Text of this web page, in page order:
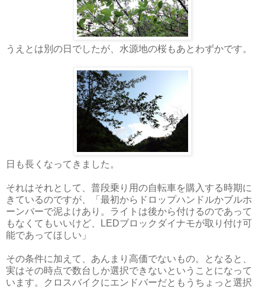
うえとは別の日でしたが、水源地の桜もあとわずかです。
日も長くなってきました。
それはそれとして、普段乗り用の自転車を購入する時期に
きているのですが、「最初からドロップハンドルかブルホ
ーンバーで泥よけあり。ライトは後から付けるのであって
もなくてもいいけど、LEDブロックダイナモが取り付け可
能であってほしい」
その条件に加えて、あんまり高価でないもの。となると、
実はその時点で数台しか選択できないということになって
います。クロスバイクにエンドバーだともうちょっと選択